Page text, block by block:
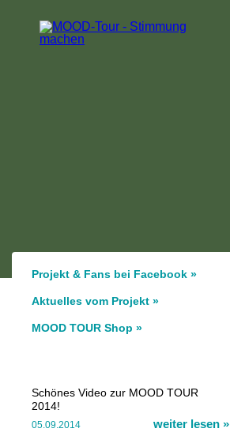
Projekt & Fans bei Facebook »
Aktuelles vom Projekt »
MOOD TOUR Shop »
Schönes Video zur MOOD TOUR
2014!
05.09.2014 weiter lesen »